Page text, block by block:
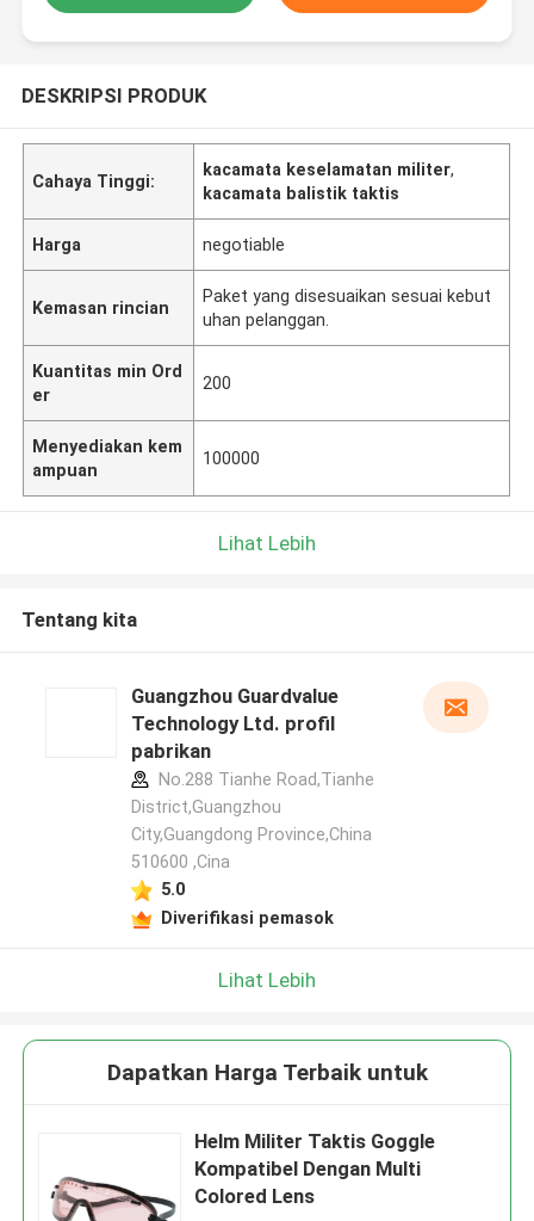
DESKRIPSI PRODUK
Cahaya Tinggi:
kacamata keselamatan militer,
kacamata balistik taktis
Harga negotiable
Kemasan rincian
Paket yang disesuaikan sesuai kebut
uhan pelanggan.
Kuantitas min Ord
er
200
Menyediakan kem
ampuan
100000
Lihat Lebih
Tentang kita
Guangzhou Guardvalue
Technology Ltd. profil
pabrikan
No.288 Tianhe Road,Tianhe
District,Guangzhou
City,Guangdong Province,China
510600 ,Cina
5.0
Diverifikasi pemasok
Lihat Lebih
Dapatkan Harga Terbaik untuk
Helm Militer Taktis Goggle
Kompatibel Dengan Multi
Colored Lens